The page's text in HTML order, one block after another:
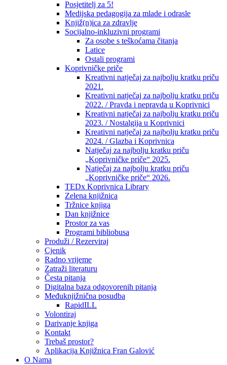
Posjetitelj za 5!
Medijska pedagogija za mlade i odrasle
Knjiž(n)ica za zdravlje
Socijalno-inkluzivni programi
Za osobe s teškoćama čitanja
Latice
Ostali programi
Koprivničke priče
Kreativni natječaj za najbolju kratku priču
2021.
Kreativni natječaj za najbolju kratku priču
2022. / Pravda i nepravda u Koprivnici
Kreativni natječaj za najbolju kratku priču
2023. / Nostalgija u Koprivnici
Kreativni natječaj za najbolju kratku priču
2024. / Glazba i Koprivnica
Natječaj za najbolju kratku priču
„Koprivničke priče“ 2025.
Natječaj za najbolju kratku priču
„Koprivničke priče“ 2026.
TEDx Koprivnica Library
Zelena knjižnica
Tržnice knjiga
Dan knjižnice
Prostor za vas
Programi bibliobusa
Produži / Rezerviraj
Cjenik
Radno vrijeme
Zatraži literaturu
Česta pitanja
Digitalna baza odgovorenih pitanja
Međuknjižnična posudba
RapidILL
Volontiraj
Darivanje knjiga
Kontakt
Trebaš prostor?
Aplikacija Knjižnica Fran Galović
O Nama